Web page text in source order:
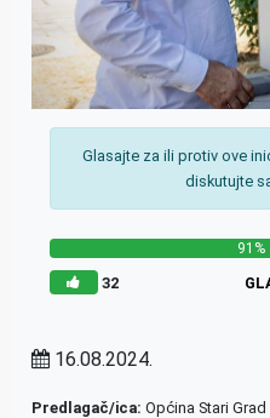
Glasajte za ili protiv ove
diskutujte
91%
32
16.08.2024.
Predlagač/ica: Općina Stari Grad